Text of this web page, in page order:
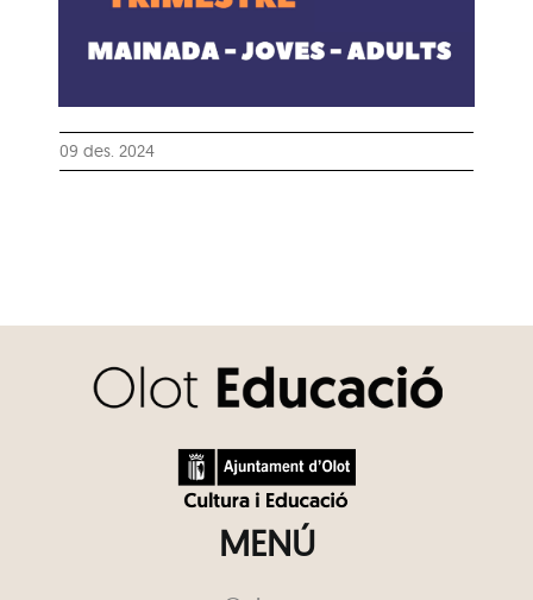
09 des. 2024
MENÚ